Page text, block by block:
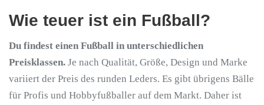
Wie teuer ist ein Fußball?
Du findest einen Fußball in unterschiedlichen
Preisklassen. Je nach Qualität, Größe, Design und Marke
variiert der Preis des runden Leders. Es gibt übrigens Bälle
für Profis und Hobbyfußballer auf dem Markt. Daher ist